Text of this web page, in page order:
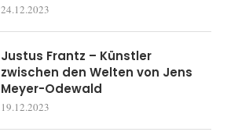
24.12.2023
Justus Frantz – Künstler
zwischen den Welten von Jens
Meyer-Odewald
19.12.2023